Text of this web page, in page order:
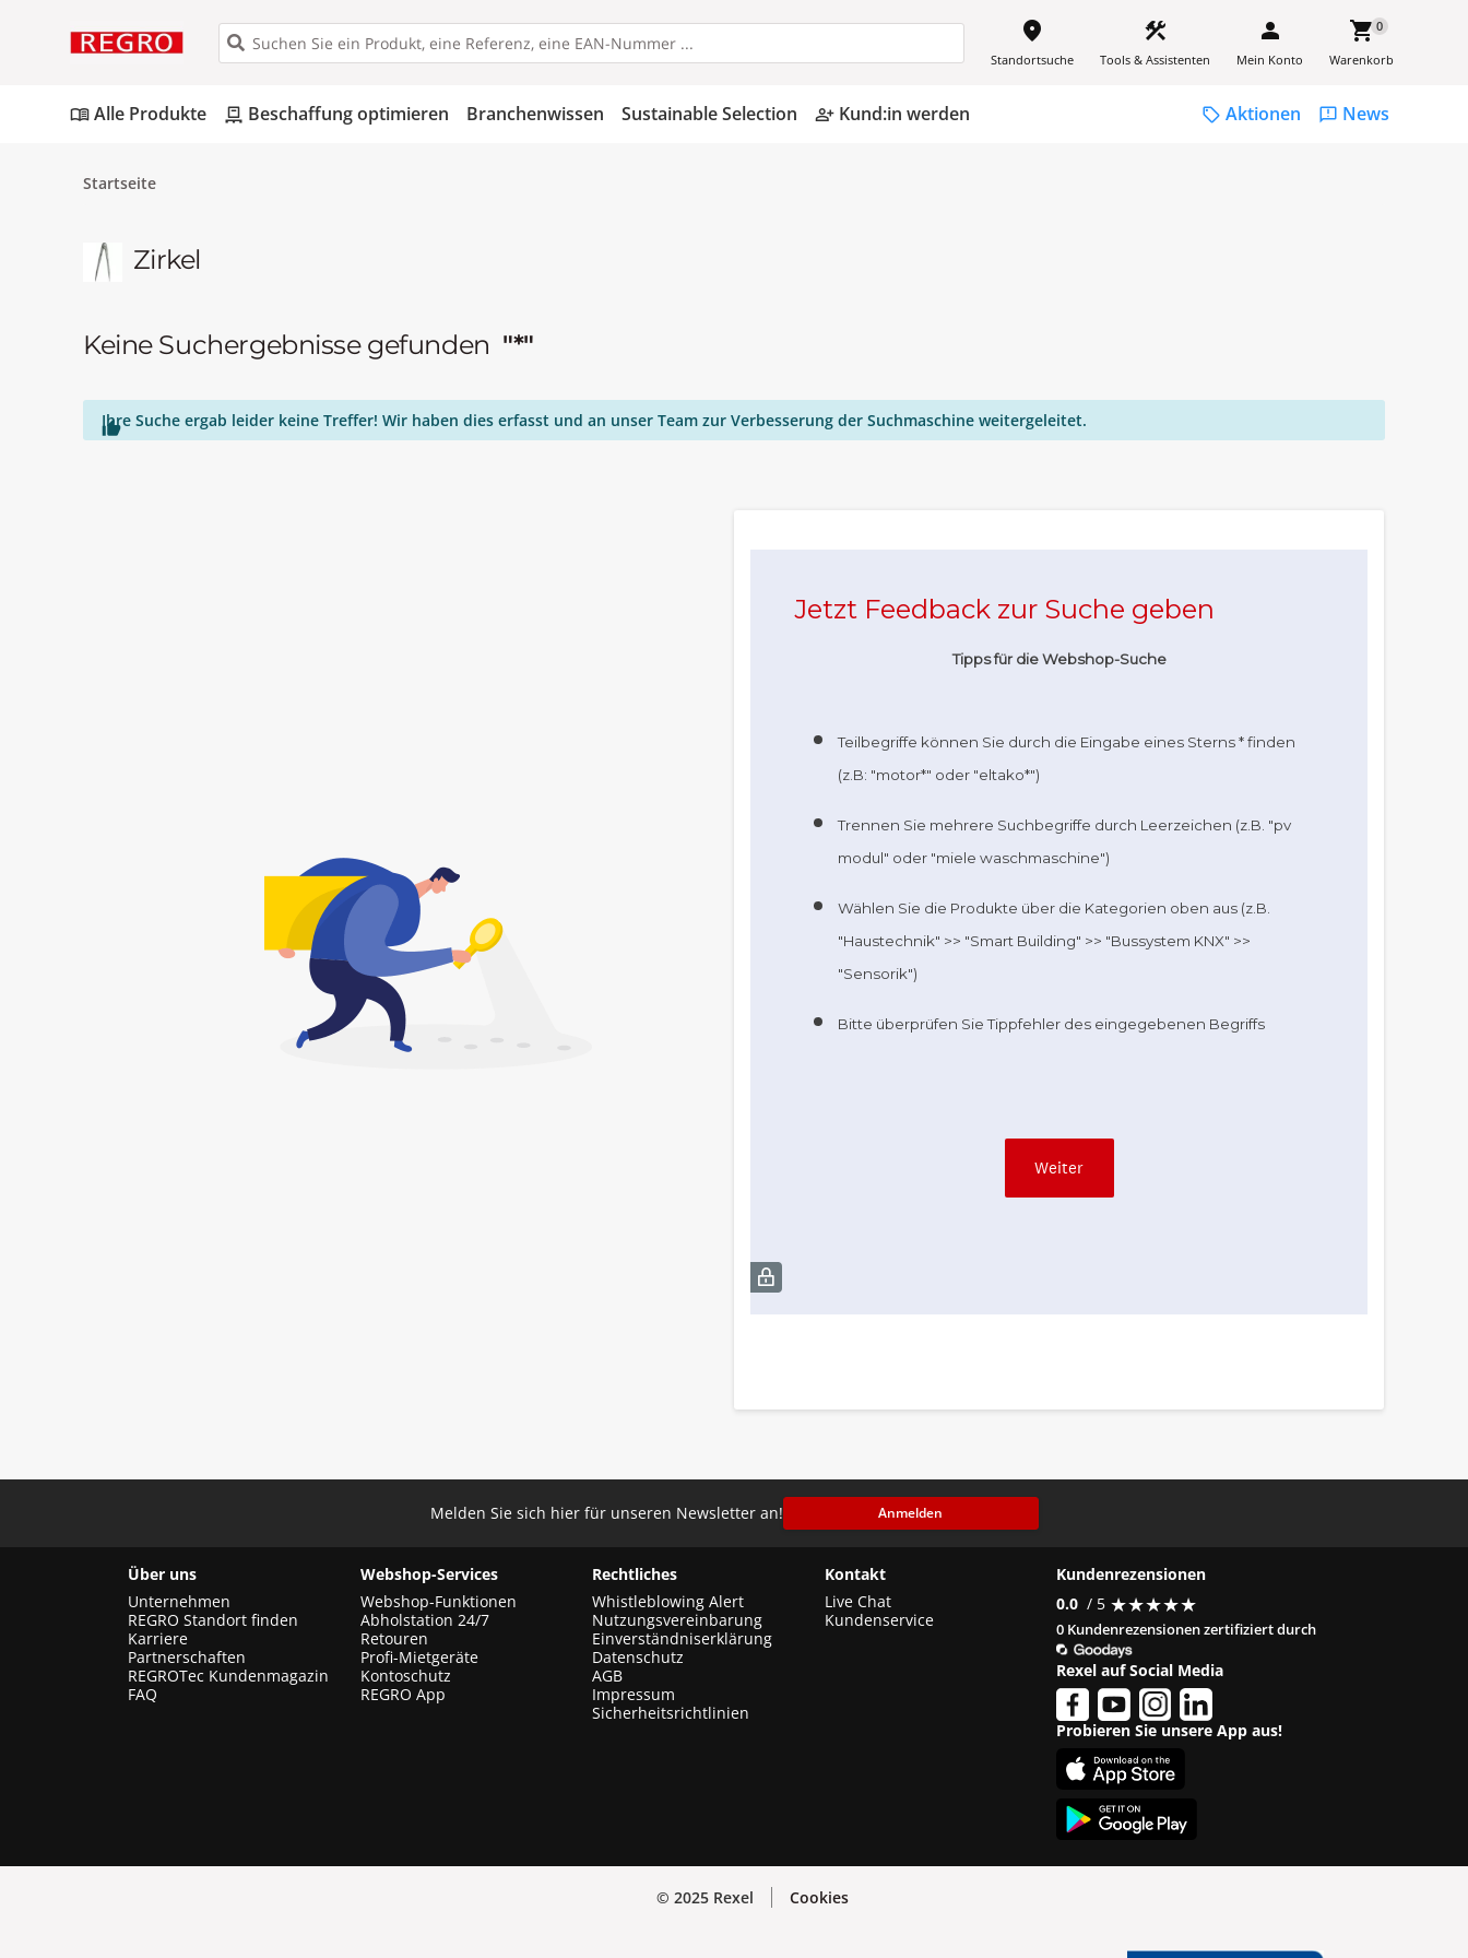
place
Standortsuche
construction
Tools & Assistenten
person
Mein Konto
shopping_cart0
Warenkorb
menu_bookAlle Produkte pallet Beschaffung optimieren Branchenwissen Sustainable Selection person_add_alt Kund:in werden sell Aktionen feedback News
Startseite
Zirkel
Keine Suchergebnisse gefunden "*"

Ihre Suche ergab leider keine Treffer! Wir haben dies erfasst und an unser Team zur Verbesserung der Suchmaschine weitergeleitet.
Melden Sie sich hier für unseren Newsletter an! Anmelden
Über uns
Unternehmen
REGRO Standort finden
Karriere
Partnerschaften
REGROTec Kundenmagazin
FAQ
Webshop-Services
Webshop-Funktionen
Abholstation 24/7
Retouren
Profi-Mietgeräte
Kontoschutz
REGRO App
Rechtliches
Whistleblowing Alert
Nutzungsvereinbarung
Einverständniserklärung
Datenschutz
AGB
Impressum
Sicherheitsrichtlinien
Kontakt
Live Chat
Kundenservice
Kundenrezensionen
0.0 / 5 ★★★★★
★★★★★
0 Kundenrezensionen zertifiziert durch
Rexel auf Social Media
Probieren Sie unsere App aus!
© 2025 Rexel Cookies